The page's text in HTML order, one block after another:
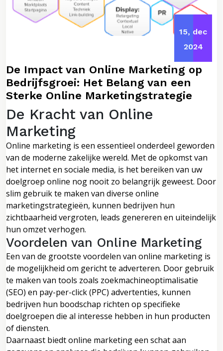
15, dec
2024
De Impact van Online Marketing op
Bedrijfsgroei: Het Belang van een
Sterke Online Marketingstrategie
De Kracht van Online
Marketing
Online marketing is een essentieel onderdeel geworden
van de moderne zakelijke wereld. Met de opkomst van
het internet en sociale media, is het bereiken van uw
doelgroep online nog nooit zo belangrijk geweest. Door
slim gebruik te maken van diverse online
marketingstrategieën, kunnen bedrijven hun
zichtbaarheid vergroten, leads genereren en uiteindelijk
hun omzet verhogen.
Voordelen van Online Marketing
Een van de grootste voordelen van online marketing is
de mogelijkheid om gericht te adverteren. Door gebruik
te maken van tools zoals zoekmachineoptimalisatie
(SEO) en pay-per-click (PPC) advertenties, kunnen
bedrijven hun boodschap richten op specifieke
doelgroepen die al interesse hebben in hun producten
of diensten.
Daarnaast biedt online marketing een schat aan